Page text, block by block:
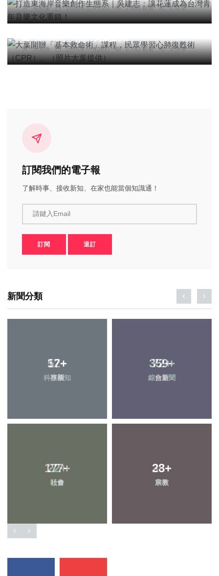
張柏東 2026年五月23日 7,496 觀看 2 分享
社會 綜合新聞 健康 文教
大葉開辦「基本救命術」課程，民眾學習心肺復甦
周為政 2026年一月28日 8,742 觀看 4 分享
訂閱我們的電子報
了解時事、接收新知、在家也能當個知識通！
請鍵入Email
訂閱 退訂
新聞分類
17+
科技新知
359+
綜合新聞
177+
社會
28+
宗教
52+
專欄
72+
旅遊
22+
頭條
33+
農業